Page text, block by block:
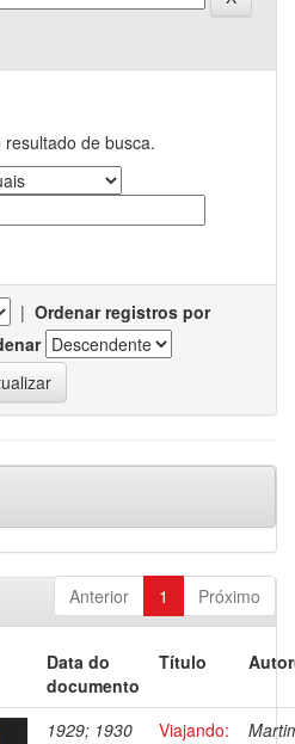
de busca.
| Ordenar registros por
Anterior 1 Próximo
Data do
documento
Título
1929; 1930
Viajando: